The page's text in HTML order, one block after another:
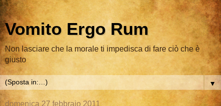
Vomito Ergo Rum
Non lasciare che la morale ti impedisca di fare ciò che è
giusto
▼
domenica 27 febbraio 2011